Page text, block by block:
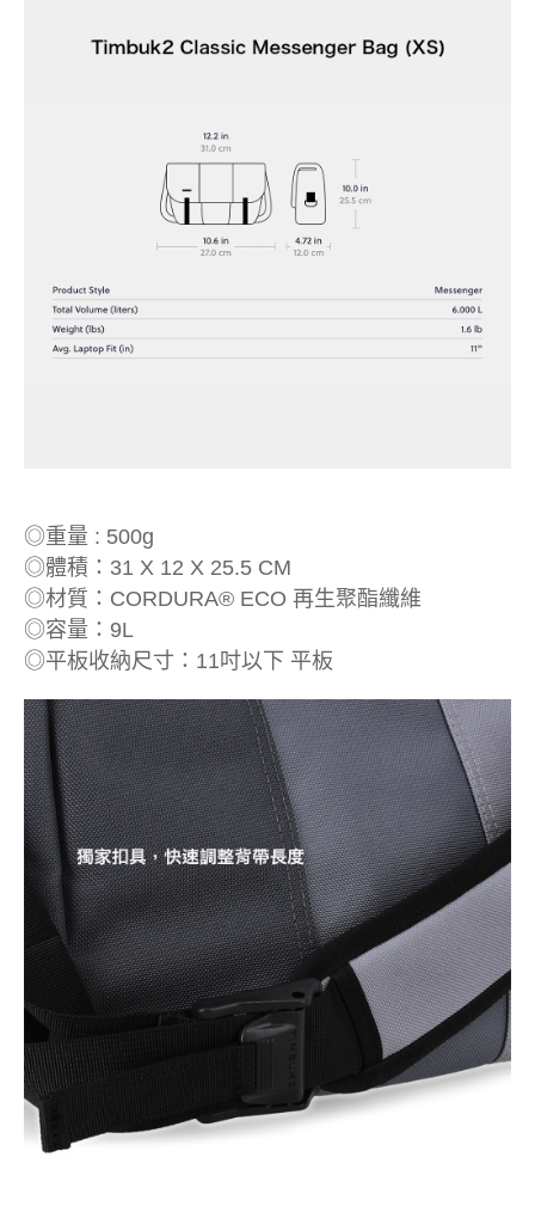
◎重量 : 500g
◎體積：31 X 12 X 25.5 CM
◎材質：CORDURA® ECO 再生聚酯纖維
◎容量：9L
◎平板收納尺寸：11吋以下 平板